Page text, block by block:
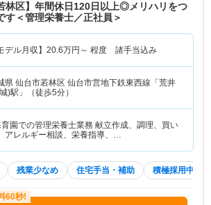
林区】年間休日120日以上◎メリハリをつ
す＜管理栄養士／正社員＞
デル月収】 20.6万円～ 程度 諸手当込み
県 仙台市若林区 仙台市営地下鉄東西線「荒井
)駅」（徒歩5分）
園での管理栄養士業務 献立作成、調理、買い
アレルギー相談、栄養指導、…
残業少なめ 住宅手当・補助 積極採用中